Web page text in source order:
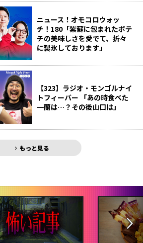
ニュース！オモコロウォッ
チ！180「紫蘇に包まれたポテ
チの美味しさを愛でて、折々
に製氷しております」
【323】ラジオ・モンゴルナイ
トフィーバー 「あの時食べた
一蘭は…？その後山口は」
もっと見る